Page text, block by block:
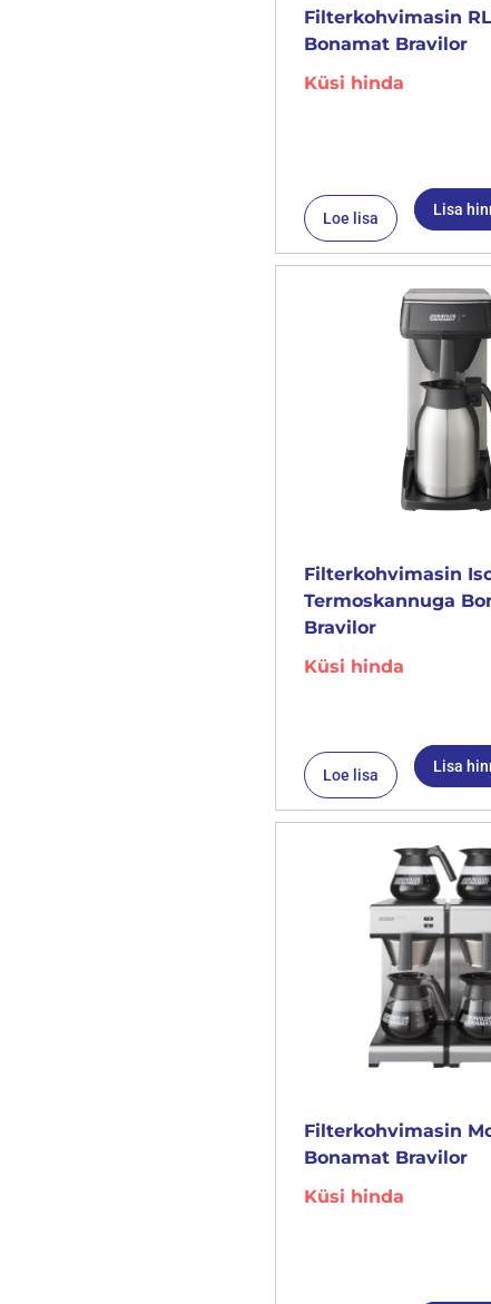
Filterkohvimasin
Bonamat Bravilor
Küsi hinda
Loe lisa Lisa
Filterkohvimasin
Termoskannuga
Bravilor
Küsi hinda
Loe lisa Lisa
Filterkohvimasin
Bonamat Bravilor
Küsi hinda